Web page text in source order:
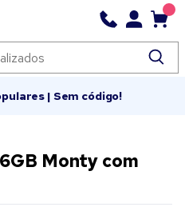
| Sem código!
Monty com